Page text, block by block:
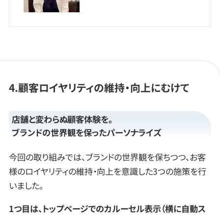
4.顧客ロイヤリティの維持・向上にむけて
店舗と変わらぬ顧客体験を。
ブランドの世界観を保ったパーソナライズ
今回の取り組みでは、ブランドの世界観を保ちつつ、お客
様のロイヤリティの維持・向上を意識した3つの施策を行
いました。
1つ目は、トップページでのカルーセル表示（横に自動ス